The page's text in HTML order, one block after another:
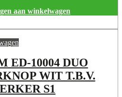
aan winkelwagen
ED-10004 DUO
WIT T.B.V.
S1